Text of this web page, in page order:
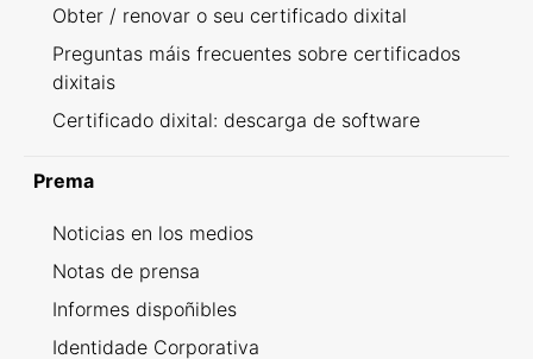
Obter / renovar o seu certificado dixital
Preguntas máis frecuentes sobre certificados
dixitais
Certificado dixital: descarga de software
Prema
Noticias en los medios
Notas de prensa
Informes dispoñibles
Identidade Corporativa